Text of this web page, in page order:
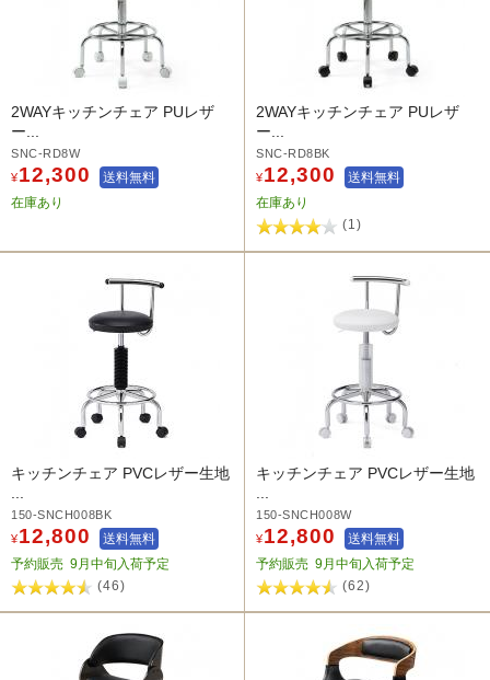
2WAYキッチンチェア PUレザ
ー...
SNC-RD8W
¥12,300
送料無料
在庫あり
2WAYキッチンチェア PUレザ
ー...
SNC-RD8BK
¥12,300
送料無料
在庫あり
(1)
キッチンチェア PVCレザー生地
150-SNCH008BK
¥12,800
送料無料
予約販売 9月中旬入荷予定
(46)
キッチンチェア PVCレザー生地
150-SNCH008W
¥12,800
送料無料
予約販売 9月中旬入荷予定
(62)